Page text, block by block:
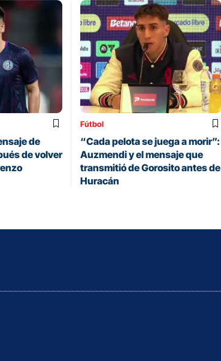
de
de volver
Fútbol
“Cada pelota se juega a morir”:
Auzmendi y el mensaje que
transmitió de Gorosito antes de
Huracán